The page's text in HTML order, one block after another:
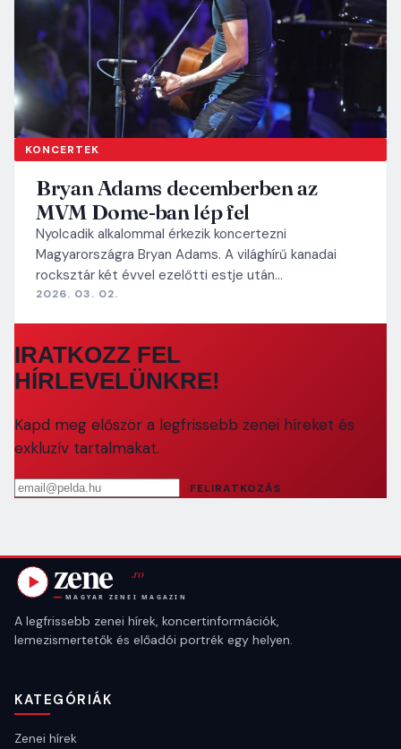
KONCERTEK
Bryan Adams decemberben az
MVM Dome-ban lép fel
Nyolcadik alkalommal érkezik koncertezni
Magyarországra Bryan Adams. A világhírű kanadai
rocksztár két évvel ezelőtti estje után…
2026. 03. 02.
IRATKOZZ FEL
HÍRLEVELÜNKRE!
Kapd meg először a legfrissebb zenei híreket és
exkluzív tartalmakat.
Email cím
FELIRATKOZÁS
A legfrissebb zenei hírek, koncertinformációk,
lemezismertetők és előadói portrék egy helyen.
KATEGÓRIÁK
Zenei hírek